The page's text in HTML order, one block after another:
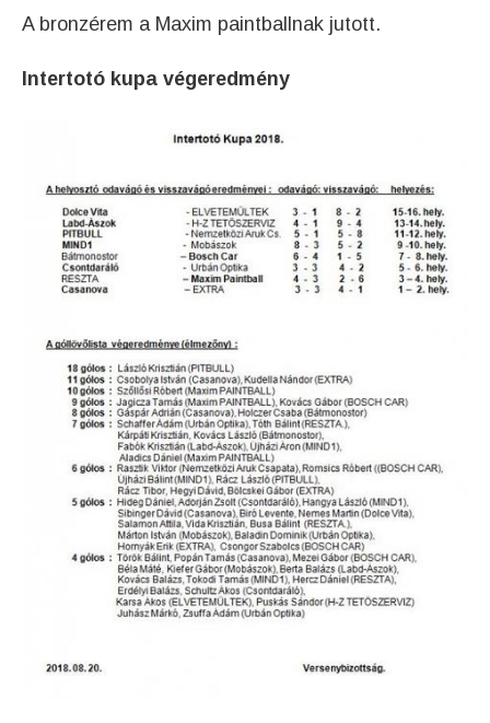
A bronzérem a Maxim paintballnak jutott.
Intertotó kupa végeredmény